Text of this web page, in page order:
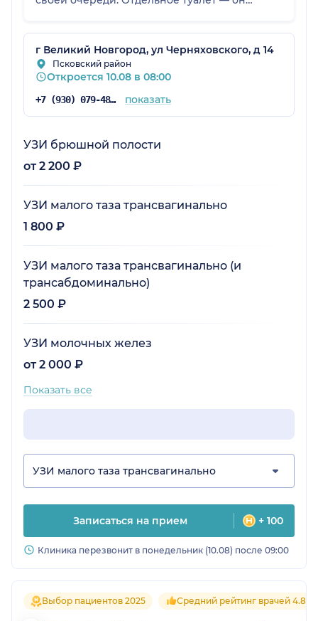
становится приятным бонусом. В общем, есть
абсолютно всё необходимое для комфорта.
Оформление заняло буквально до пяти
минут — быстро, чётко, без нервотрёпки.
Персонал очень вежливый: улыбаются,
.Определённо буду рекомендовать.
г Великий Новгород, ул Черняховского, д 14
Псковский район
Откроется 10.08 в 08:00
+7 (930) 079-48-61 показать
УЗИ брюшной полости
от 2 200 ₽
УЗИ малого таза трансвагинально
1 800 ₽
УЗИ малого таза трансвагинально (и
трансабдоминально)
2 500 ₽
УЗИ молочных желез
от 2 000 ₽
Показать все
УЗИ малого таза трансвагинально
Записаться на прием + 100
Клиника перезвонит в понедельник (10.08) после 09:00
Выбор пациентов 2025 Средний рейтинг врачей 4.8